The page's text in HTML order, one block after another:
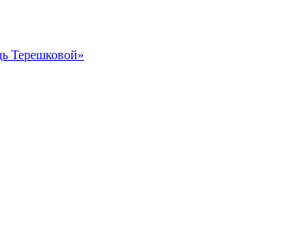
Терешковой»